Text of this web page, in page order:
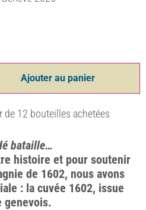
Ajouter au panier
de 12 bouteilles achetées
bataille…
histoire et pour soutenir
de 1602, nous avons
: la cuvée 1602, issue
genevois.